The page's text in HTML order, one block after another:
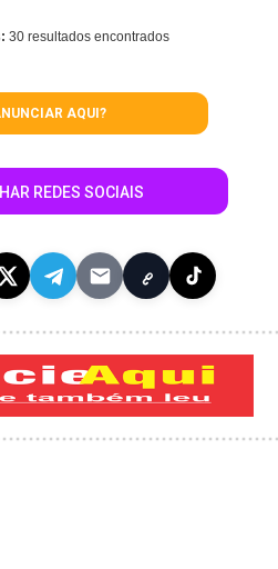
30 resultados encontrados
AQUI?
REDES SOCIAIS